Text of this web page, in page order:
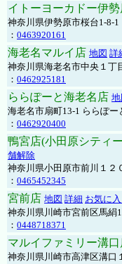
イトーヨーカドー伊
神奈川県伊勢原市桜台1-8-
： 0463920161
海老名マルイ店 地図 詳
神奈川県海老名市中央１丁
： 0462925181
ららぽーと海老名店 地
海老名市扇町13-1 ららぽー
： 0462920400
鴨宮店(小田原シティ
舗解除
神奈川県小田原市前川１２
： 0465452345
宮前店 地図 詳細 お気に
神奈川県川崎市宮前区馬絹
： 0448718371
マルイファミリー溝口
神奈川県川崎市高津区溝口